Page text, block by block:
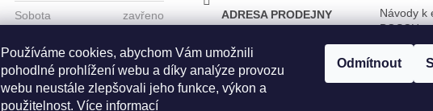
Používáme cookies, abychom Vám umožnili
pohodlné prohlížení webu a díky analýze provozu
webu neustále zlepšovali jeho funkce, výkon a
použitelnost. Více informací
Odmítnout
Sobota zavřeno
Neděle
ADRESA PRODEJNY
Dřevnická 377
760 01 Zlín
Návody k
BOSCH
Napište
O nás